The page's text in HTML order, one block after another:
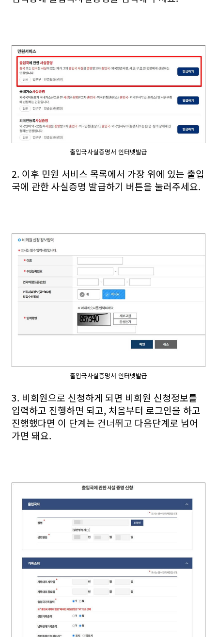
출입국사실증명서 인터넷발급
2. 이후 민원 서비스 목록에서 가장 위에 있는 출입
국에 관한 사실증명 발급하기 버튼을 눌러주세요.
출입국사실증명서 인터넷발급
3. 비회원으로 신청하게 되면 비회원 신청정보를
입력하고 진행하면 되고, 처음부터 로그인을 하고
진행했다면 이 단계는 건너뛰고 다음단계로 넘어
가면 돼요.